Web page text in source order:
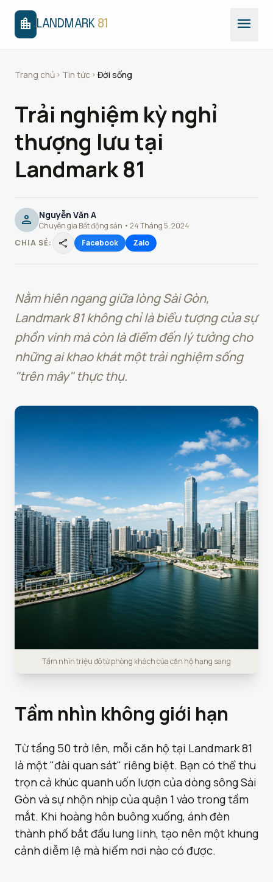
location_city LANDMARK 81 menu
Trang chủ chevron_right Tin tức chevron_right Đời sống
Trải nghiệm kỳ nghỉ
thượng lưu tại
Landmark 81
person Nguyễn Văn A
Chuyên gia Bất động sản • 24 Tháng 5, 2024
CHIA SẺ:
share Facebook Zalo
Nằm hiên ngang giữa lòng Sài Gòn,
Landmark 81 không chỉ là biểu tượng của sự
phồn vinh mà còn là điểm đến lý tưởng cho
những ai khao khát một trải nghiệm sống
"trên mây" thực thụ.
Tầm nhìn triệu đô từ phòng khách của căn hộ hạng sang
Tầm nhìn không giới hạn
Từ tầng 50 trở lên, mỗi căn hộ tại Landmark 81
là một "đài quan sát" riêng biệt. Bạn có thể thu
trọn cả khúc quanh uốn lượn của dòng sông Sài
Gòn và sự nhộn nhịp của quận 1 vào trong tầm
mắt. Khi hoàng hôn buông xuống, ánh đèn
thành phố bắt đầu lung linh, tạo nên một khung
cảnh diễm lệ mà hiếm nơi nào có được.